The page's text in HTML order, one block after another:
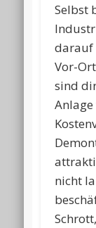
Selbst
darauf
Vor-
sind
nicht